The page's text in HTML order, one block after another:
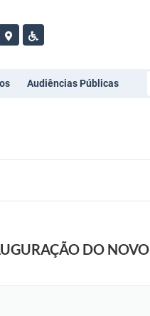
Audiências Públicas
DO NOVO